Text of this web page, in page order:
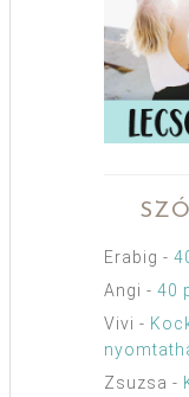
Erabig -
Angi - 40
Vivi -
Zsuzsa -